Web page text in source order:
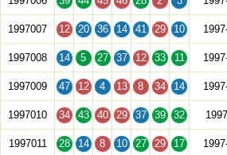
1997007 12 20 36 14 41 29 10
1997008 14 5 27 37 12 33 11
1997009 47 12 4 13 8 34 14
1997010 34 43 40 29 37 39 32
1997011 28 14 8 10 27 29 17